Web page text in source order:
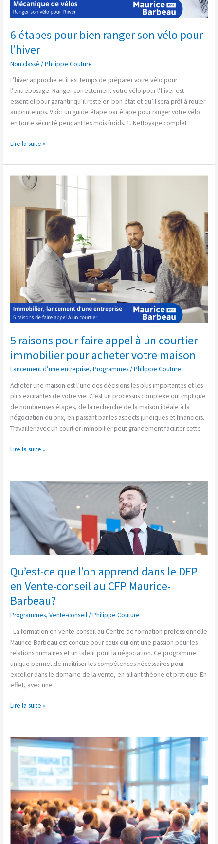
6 étapes pour bien ranger son vélo pour
l’hiver
Non classé /Philippe Couture
L’hiver approche et il est temps de préparer votre vélo pour
l’entreposage. Ranger correctement votre vélo pour l’hiver est
essentiel pour garantir qu’il reste en bon état et qu’il sera prêt à rouler
au printemps. Voici un guide étape par étape pour ranger votre vélo
en toute sécurité pendant les mois froids. 1. Nettoyage complet
Lire la suite »
5 raisons pour faire appel à un courtier
immobilier pour acheter votre maison
Lancement d’une entreprise,Programmes/Philippe Couture
Acheter une maison est l’une des décisions les plus importantes et les
plus excitantes de votre vie. C’est un processus complexe qui implique
de nombreuses étapes, de la recherche de la maison idéale à la
négociation du prix, en passant par les aspects juridiques et financiers.
Travailler avec un courtier immobilier peut grandement faciliter cette
raisons
immobilier
pour
acheter
votre
maison
Lire la suite »
Qu’est-ce que l’on apprend dans le DEP
en Vente-conseil au CFP Maurice-
Barbeau?
Programmes,Vente-conseil/Philippe Couture
La formation en vente-conseil au Centre de formation professionnelle
Maurice-Barbeau est conçue pour ceux qui ont une passion pour les
relations humaines et un talent pour la négociation. Ce programme
unique permet de maîtriser les compétences nécessaires pour
exceller dans le domaine de la vente, en alliant théorie et pratique. En
effet, avec une
Qu’est-
ce
que
l’on
apprend
en
Vente-
conseil
au
CFP
Barbeau?
Lire la suite »
L’importance
du
marketing
dans
l’organisation
d’événements